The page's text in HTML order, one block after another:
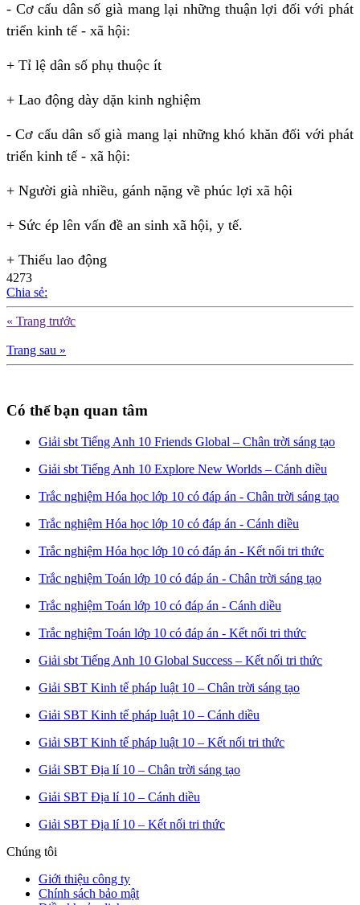
- Cơ cấu dân số già mang lại những thuận lợi đối với phát
triển kinh tế - xã hội:
+ Tỉ lệ dân số phụ thuộc ít
+ Lao động dày dặn kinh nghiệm
- Cơ cấu dân số già mang lại những khó khăn đối với phát
triển kinh tế - xã hội:
+ Người già nhiều, gánh nặng về phúc lợi xã hội
+ Sức ép lên vấn đề an sinh xã hội, y tế.
+ Thiếu lao động
4273
Chia sẻ:
« Trang trước
Trang sau »
Có thể bạn quan tâm
Giải sbt Tiếng Anh 10 Friends Global – Chân trời sáng tạo
Giải sbt Tiếng Anh 10 Explore New Worlds – Cánh diều
Trắc nghiệm Hóa học lớp 10 có đáp án - Chân trời sáng tạo
Trắc nghiệm Hóa học lớp 10 có đáp án - Cánh diều
Trắc nghiệm Hóa học lớp 10 có đáp án - Kết nối tri thức
Trắc nghiệm Toán lớp 10 có đáp án - Chân trời sáng tạo
Trắc nghiệm Toán lớp 10 có đáp án - Cánh diều
Trắc nghiệm Toán lớp 10 có đáp án - Kết nối tri thức
Giải sbt Tiếng Anh 10 Global Success – Kết nối tri thức
Giải SBT Kinh tế pháp luật 10 – Chân trời sáng tạo
Giải SBT Kinh tế pháp luật 10 – Cánh diều
Giải SBT Kinh tế pháp luật 10 – Kết nối tri thức
Giải SBT Địa lí 10 – Chân trời sáng tạo
Giải SBT Địa lí 10 – Cánh diều
Giải SBT Địa lí 10 – Kết nối tri thức
Chúng tôi
Giới thiệu công ty
Chính sách bảo mật